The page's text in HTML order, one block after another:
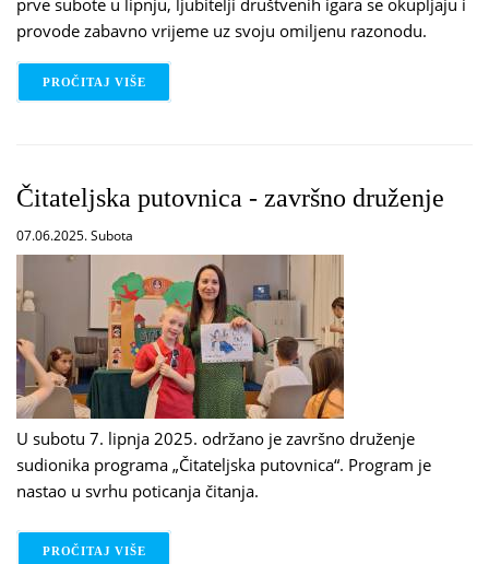
prve subote u lipnju, ljubitelji društvenih igara se okupljaju i
provode zabavno vrijeme uz svoju omiljenu razonodu.
PROČITAJ VIŠE
Čitateljska putovnica - završno druženje
07.06.2025. Subota
U subotu 7. lipnja 2025. održano je završno druženje
sudionika programa „Čitateljska putovnica“. Program je
nastao u svrhu poticanja čitanja.
PROČITAJ VIŠE